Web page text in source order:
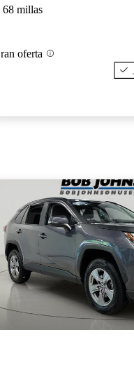
68 millas
oferta